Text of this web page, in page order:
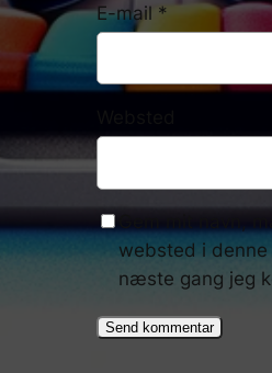
E-mail *
websted i
næste gang jeg